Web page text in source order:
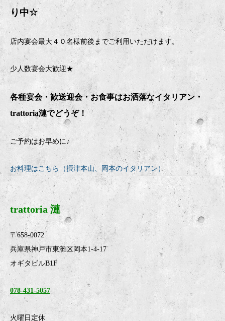
り中☆
店内宴会最大４０名様前後までご利用いただけます。
少人数宴会大歓迎★
各種宴会・歓送迎会・お食事はお洒落なイタリアン・
trattoria漣でどうぞ！
ご予約はお早めに♪
お料理はこちら（摂津本山、岡本のイタリアン）
trattoria 漣
〒658-0072
兵庫県神戸市東灘区岡本1-4-17
オギタビルB1F
078-431-5057
火曜日定休